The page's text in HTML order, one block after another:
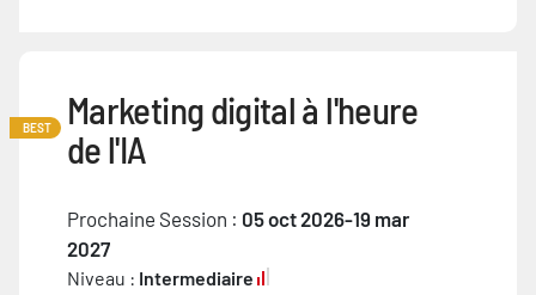
BEST
Marketing digital à l'heure
de l'IA
Prochaine Session : 05 oct 2026-19 mar
2027
Niveau : Intermediaire